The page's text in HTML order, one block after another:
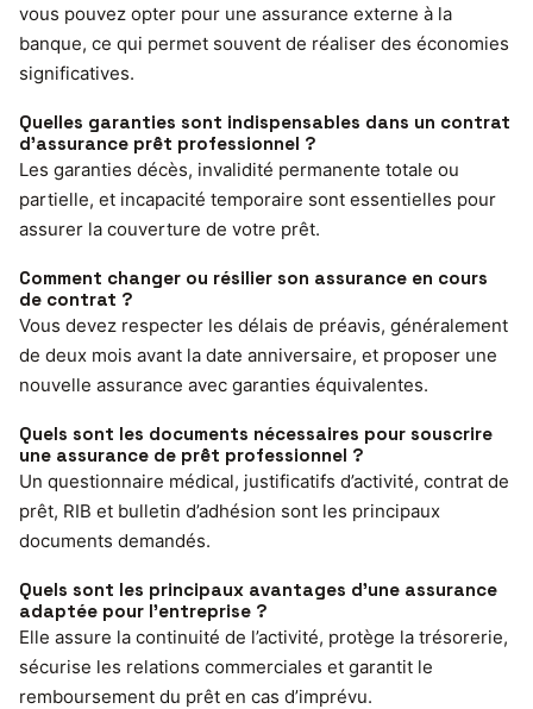
vous pouvez opter pour une assurance externe à la
banque, ce qui permet souvent de réaliser des économies
significatives.
Quelles garanties sont indispensables dans un contrat
d’assurance prêt professionnel ?
Les garanties décès, invalidité permanente totale ou
partielle, et incapacité temporaire sont essentielles pour
assurer la couverture de votre prêt.
Comment changer ou résilier son assurance en cours
de contrat ?
Vous devez respecter les délais de préavis, généralement
de deux mois avant la date anniversaire, et proposer une
nouvelle assurance avec garanties équivalentes.
Quels sont les documents nécessaires pour souscrire
une assurance de prêt professionnel ?
Un questionnaire médical, justificatifs d’activité, contrat de
prêt, RIB et bulletin d’adhésion sont les principaux
documents demandés.
Quels sont les principaux avantages d’une assurance
adaptée pour l’entreprise ?
Elle assure la continuité de l’activité, protège la trésorerie,
sécurise les relations commerciales et garantit le
remboursement du prêt en cas d’imprévu.